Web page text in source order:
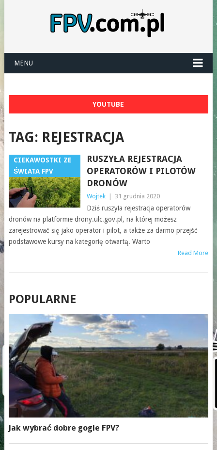
MENU
YOUTUBE
TAG: REJESTRACJA
CIEKAWOSTKI ZE
ŚWIATA FPV
RUSZYŁA REJESTRACJA
OPERATORÓW I PILOTÓW
DRONÓW
Wojtek 31 grudnia 2020
Dziś ruszyła rejestracja operatorów
dronów na platformie drony.ulc.gov.pl, na której możesz
zarejestrować się jako operator i pilot, a także za darmo przejść
podstawowe kursy na kategorię otwartą. Warto
Read More
POSTS
NAVIGATION
POPULARNE